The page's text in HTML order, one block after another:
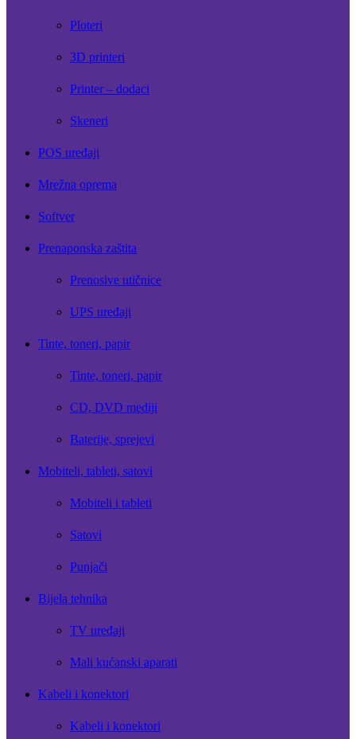
Ploteri
3D printeri
Printer – dodaci
Skeneri
POS uređaji
Mrežna oprema
Softver
Prenaponska zaštita
Prenosive utičnice
UPS uređaji
Tinte, toneri, papir
Tinte, toneri, papir
CD, DVD mediji
Baterije, sprejevi
Mobiteli, tableti, satovi
Mobiteli i tableti
Satovi
Punjači
Bijela tehnika
TV uređaji
Mali kućanski aparati
Kabeli i konektori
Kabeli i konektori